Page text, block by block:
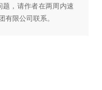
，请作者在两周内速
限公司联系。